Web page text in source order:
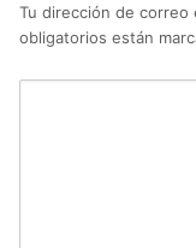
Tu dirección de correo
obligatorios están